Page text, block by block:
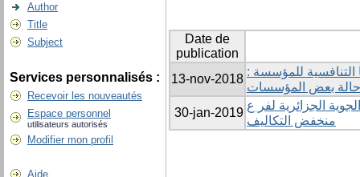
Author
Title
Subject
Services personnalisés :
Recevoir les nouveautés
Espace personnel
utilisateurs autorisés
Modifier mon profil
Aide
Date de
publication
13-nov-2018
التنافسية للمؤسسة :
بعض المؤسسات
30-jan-2019
الجزائرية لفر ع
منخفض التكاليف